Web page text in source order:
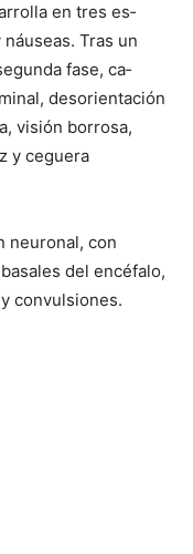
en tres es­
Tras un
fase, ca­
desorien­tación
visión bo­rrosa,
y ceguera
neuronal, con
del encéfalo,
convulsiones.